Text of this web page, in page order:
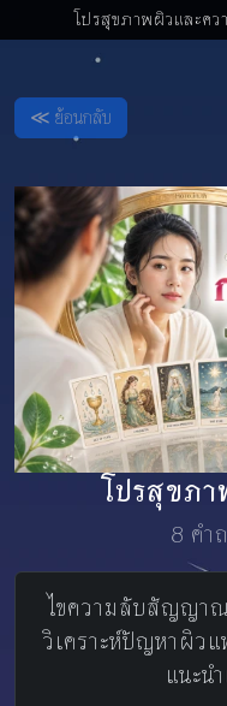
โปรสุขภาพผิวและคว
≪ ย้อนกลับ
โปรสุขภ
8 คำ
ไขความลับสัญญา
วิเคราะห์ปัญหาผิว
แนะน